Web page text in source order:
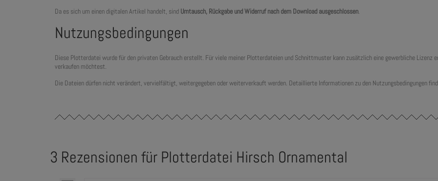
Da es sich um einen digitalen Artikel handelt, sind Umtausch, Rückgabe und Widerruf nach dem Download ausgeschlossen.
Nutzungsbedingungen
Diese Plotterdatei wurde für den privaten Gebrauch erstellt. Für viele meiner Plotterdateien und Schnittmuster kann zusätzlich eine gewerbliche Lizenz
verkaufen möchtest.
Die Dateien dürfen nicht verändert, vervielfältigt, weitergegeben oder weiterverkauft werden. Detaillierte Informationen zu den Nutzungsbedingungen
3 Rezensionen für Plotterdatei Hirsch Ornamental